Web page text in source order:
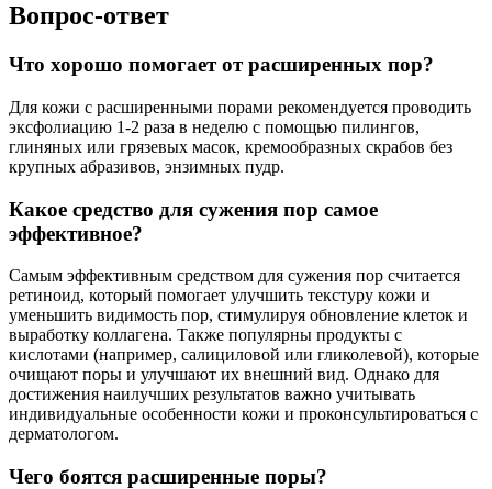
Вопрос-ответ
Что хорошо помогает от расширенных пор?
Для кожи с расширенными порами рекомендуется проводить
эксфолиацию 1-2 раза в неделю с помощью пилингов,
глиняных или грязевых масок, кремообразных скрабов без
крупных абразивов, энзимных пудр.
Какое средство для сужения пор самое
эффективное?
Самым эффективным средством для сужения пор считается
ретиноид, который помогает улучшить текстуру кожи и
уменьшить видимость пор, стимулируя обновление клеток и
выработку коллагена. Также популярны продукты с
кислотами (например, салициловой или гликолевой), которые
очищают поры и улучшают их внешний вид. Однако для
достижения наилучших результатов важно учитывать
индивидуальные особенности кожи и проконсультироваться с
дерматологом.
Чего боятся расширенные поры?